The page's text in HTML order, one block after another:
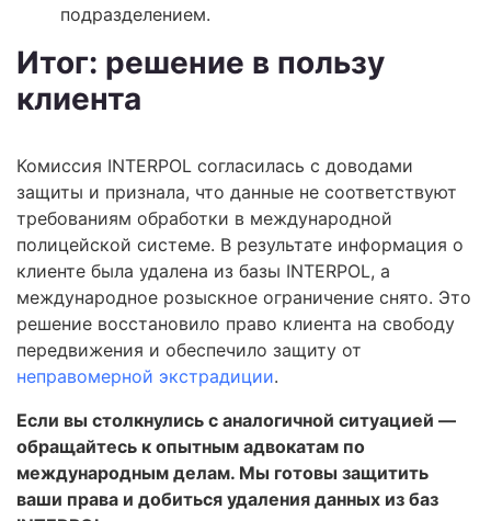
подразделением.
Итог: решение в пользу
клиента
Комиссия INTERPOL согласилась с доводами
защиты и признала, что данные не соответствуют
требованиям обработки в международной
полицейской системе. В результате информация о
клиенте была удалена из базы INTERPOL, а
международное розыскное ограничение снято. Это
решение восстановило право клиента на свободу
передвижения и обеспечило защиту от
неправомерной экстрадиции.
Если вы столкнулись с аналогичной ситуацией —
обращайтесь к опытным адвокатам по
международным делам. Мы готовы защитить
ваши права и добиться удаления данных из баз